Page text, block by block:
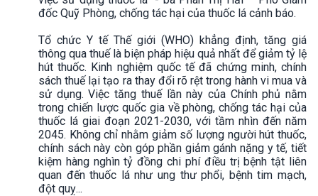
đốc Quỹ Phòng, chống tác hại của thuốc lá cảnh báo.
Tổ chức Y tế Thế giới (WHO) khẳng định, tăng giá
thông qua thuế là biện pháp hiệu quả nhất để giảm tỷ lệ
hút thuốc. Kinh nghiệm quốc tế đã chứng minh, chính
sách thuế lại tạo ra thay đổi rõ rệt trong hành vi mua và
sử dụng. Việc tăng thuế lần này của Chính phủ nằm
trong chiến lược quốc gia về phòng, chống tác hại của
thuốc lá giai đoạn 2021-2030, với tầm nhìn đến năm
2045. Không chỉ nhằm giảm số lượng người hút thuốc,
chính sách này còn góp phần giảm gánh nặng y tế, tiết
kiệm hàng nghìn tỷ đồng chi phí điều trị bệnh tật liên
quan đến thuốc lá như ung thư phổi, bệnh tim mạch,
đột quỵ...